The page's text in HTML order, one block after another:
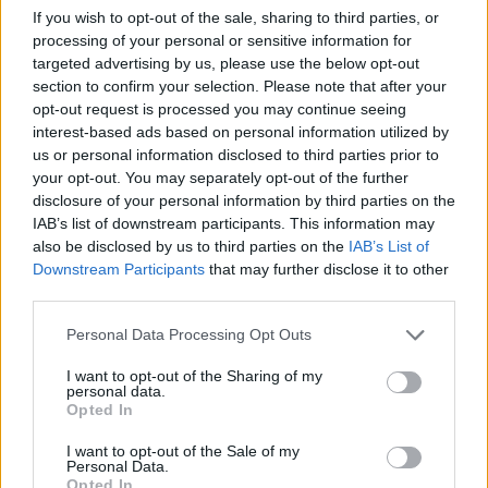
If you wish to opt-out of the sale, sharing to third parties, or
processing of your personal or sensitive information for
targeted advertising by us, please use the below opt-out
section to confirm your selection. Please note that after your
opt-out request is processed you may continue seeing
interest-based ads based on personal information utilized by
us or personal information disclosed to third parties prior to
your opt-out. You may separately opt-out of the further
disclosure of your personal information by third parties on the
IAB’s list of downstream participants. This information may
also be disclosed by us to third parties on the IAB’s List of
Downstream Participants that may further disclose it to other
Please note that this website/app uses one or more Google
not limited to your visit or usage behaviour. You may click to
grant or deny consent to Google and its third-party tags to
use your data for below specified purposes in below Google
consent section.
Personal Data Processing Opt Outs
I want to opt-out of the Sharing of my
personal data.
Opted In
I want to opt-out of the Sale of my
Personal Data.
Opted In
(mellesleg nagyon mulatságos). De ne hirdessük az effélét
"eredetinek". Másik példám Wagner. Nincs ember szerte
német honban (és más német nyelvű vidéken), aki úgy
beszélne, mint a Nibelung-ciklus szereplői. Kinek jutna
eszébe azonban e tekintetben modernizálni Wagnert? Pedig
ő már a maga idejében is modoros, mesterkélten fennkölt
nyelvet használt...
Most jön a feketeleves. Maga az előadás.
Félszcenírozottnak hirdették, vagyis részben
koncertszerűnek. Mint kiderült, ez azt jelenti, hogy díszletek
közt az énekesek kottából énekeltek. Beleértve a kórust is.
Nos, nem és nem. Ez a félmegoldás a legrosszabb, amit
királynőt, nevetséges és méltatlan Erkel Ferenc